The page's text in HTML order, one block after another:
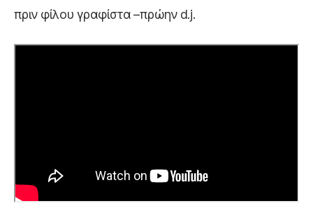
πριν φίλου γραφίστα –πρώην d.j.